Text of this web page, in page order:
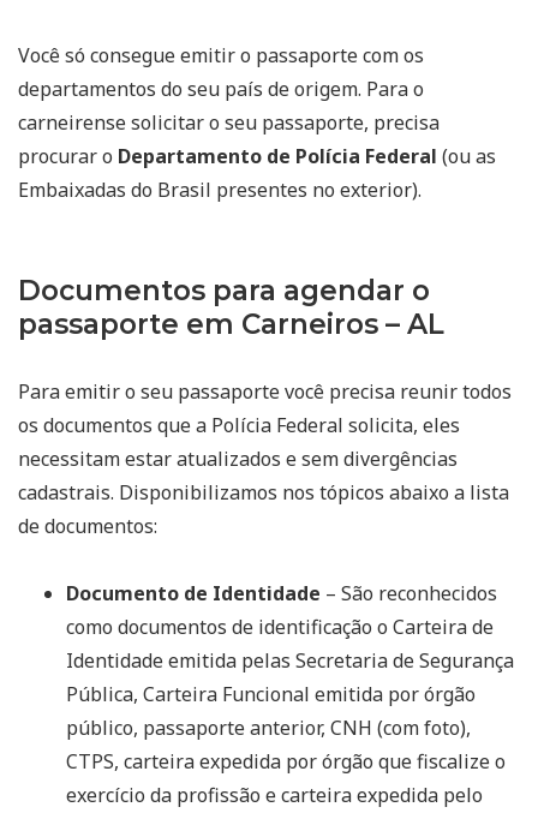
Você só consegue emitir o passaporte com os
departamentos do seu país de origem. Para o
carneirense solicitar o seu passaporte, precisa
procurar o Departamento de Polícia Federal (ou as
Embaixadas do Brasil presentes no exterior).
Documentos para agendar o
passaporte em Carneiros – AL
Para emitir o seu passaporte você precisa reunir todos
os documentos que a Polícia Federal solicita, eles
necessitam estar atualizados e sem divergências
cadastrais. Disponibilizamos nos tópicos abaixo a lista
de documentos:
Documento de Identidade – São reconhecidos
como documentos de identificação o Carteira de
Identidade emitida pelas Secretaria de Segurança
Pública, Carteira Funcional emitida por órgão
público, passaporte anterior, CNH (com foto),
CTPS, carteira expedida por órgão que fiscalize o
exercício da profissão e carteira expedida pelo